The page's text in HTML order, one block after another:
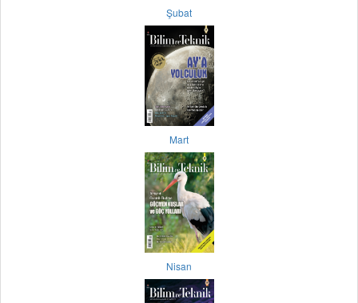
Şubat
Mart
Nisan